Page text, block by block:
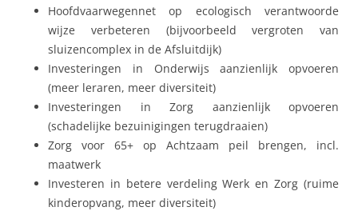
Hoofdvaarwegennet op ecologisch verantwoorde
wijze verbeteren (bijvoorbeeld vergroten van
sluizencomplex in de Afsluitdijk)
Investeringen in Onderwijs aanzienlijk opvoeren
(meer leraren, meer diversiteit)
Investeringen in Zorg aanzienlijk opvoeren
(schadelijke bezuinigingen terugdraaien)
Zorg voor 65+ op Achtzaam peil brengen, incl.
maatwerk
Investeren in betere verdeling Werk en Zorg (ruime
kinderopvang, meer diversiteit)